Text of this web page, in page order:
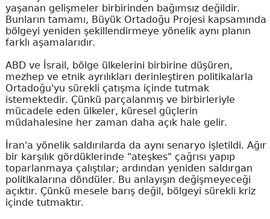
yaşanan gelişmeler birbirinden bağımsız değildir.
Bunların tamamı, Büyük Ortadoğu Projesi kapsamında
bölgeyi yeniden şekillendirmeye yönelik aynı planın
farklı aşamalarıdır.
ABD ve İsrail, bölge ülkelerini birbirine düşüren,
mezhep ve etnik ayrılıkları derinleştiren politikalarla
Ortadoğu'yu sürekli çatışma içinde tutmak
istemektedir. Çünkü parçalanmış ve birbirleriyle
mücadele eden ülkeler, küresel güçlerin
müdahalesine her zaman daha açık hale gelir.
İran'a yönelik saldırılarda da aynı senaryo işletildi. Ağır
bir karşılık gördüklerinde "ateşkes" çağrısı yapıp
toparlanmaya çalıştılar; ardından yeniden saldırgan
politikalarına döndüler. Bu anlayışın değişmeyeceği
açıktır. Çünkü mesele barış değil, bölgeyi sürekli kriz
içinde tutmaktır.